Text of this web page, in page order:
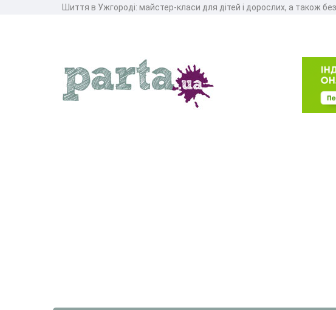
Шиття в Ужгороді: майстер-класи для дітей і дорослих, а також